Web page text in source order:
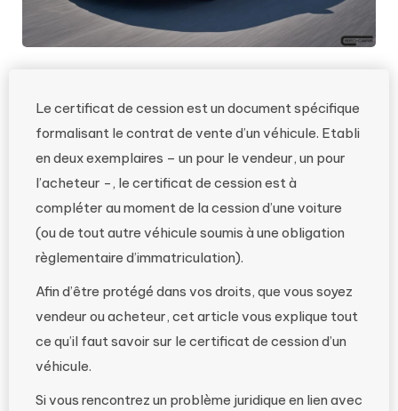
Le certificat de cession est un document spécifique
formalisant le contrat de vente d’un véhicule. Etabli
en deux exemplaires – un pour le vendeur, un pour
l’acheteur -, le certificat de cession est à
compléter au moment de la cession d’une voiture
(ou de tout autre véhicule soumis à une obligation
règlementaire d’immatriculation).
Afin d’être protégé dans vos droits, que vous soyez
vendeur ou acheteur, cet article vous explique tout
ce qu’il faut savoir sur le certificat de cession d’un
véhicule.
Si vous rencontrez un problème juridique en lien avec